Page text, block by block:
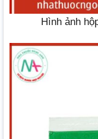
Hình ảnh